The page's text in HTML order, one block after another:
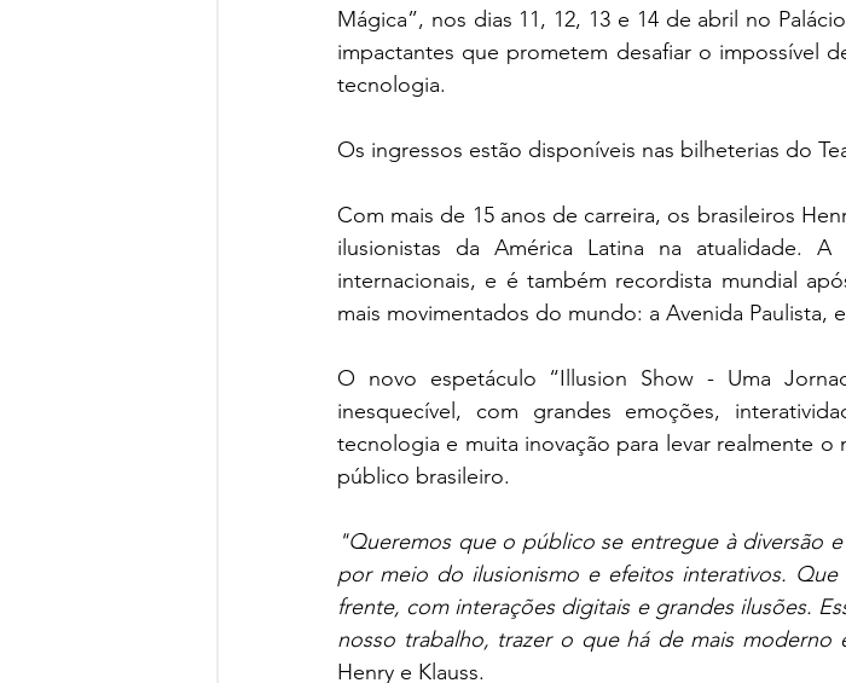
Mágica”, nos dias 11, 12, 13 e 14 de abril no
impactantes que prometem desafiar o impossível
tecnologia.
Os ingressos estão disponíveis nas bilheterias do
Com mais de 15 anos de carreira, os brasileiros
ilusionistas da América Latina na atualidade.
internacionais, e é também recordista mundial
mais movimentados do mundo: a Avenida Paulista,
O novo espetáculo “Illusion Show - Uma
inesquecível, com grandes emoções,
tecnologia e muita inovação para levar realmente
público brasileiro.
"Queremos que o público se entregue à diversão
por meio do ilusionismo e efeitos interativos.
frente, com interações digitais e grandes ilusões.
nosso trabalho, trazer o que há de mais moderno
Henry e Klauss.